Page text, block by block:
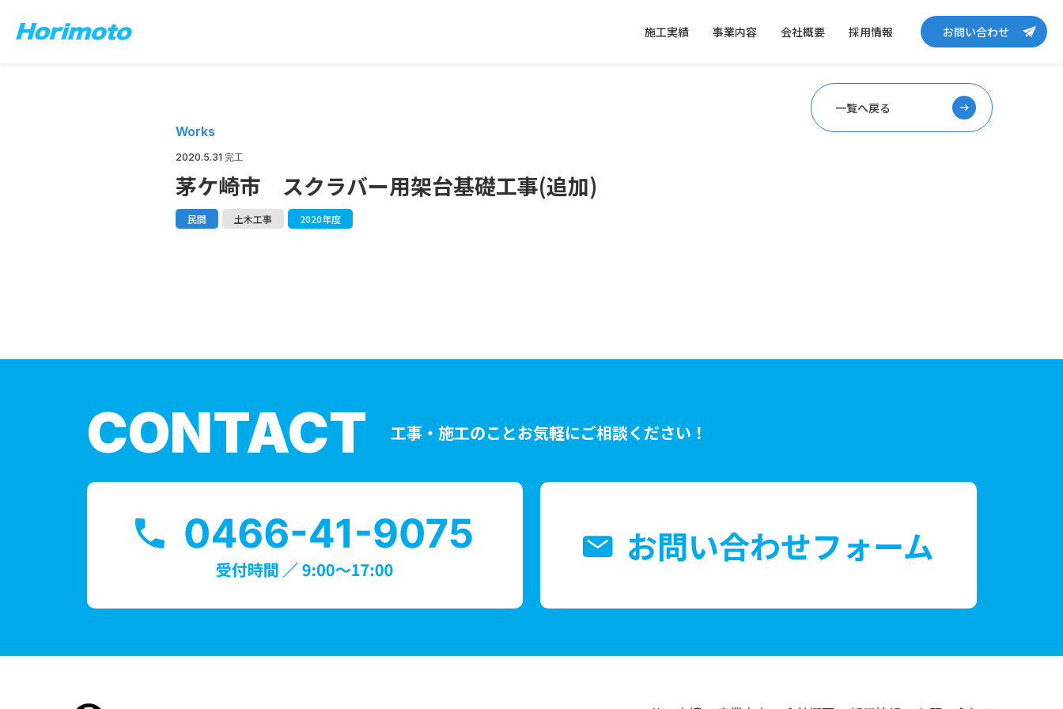
施工実績 事業内容 会社概要 採用情報 お問い合わせ
Works
2020.5.31 完工
茅ケ崎市 スクラバー用架台基礎工事(追加)
民間 土木工事 2020年度
一覧へ戻る
CONTACT 工事・施工のことお気軽にご相談ください！